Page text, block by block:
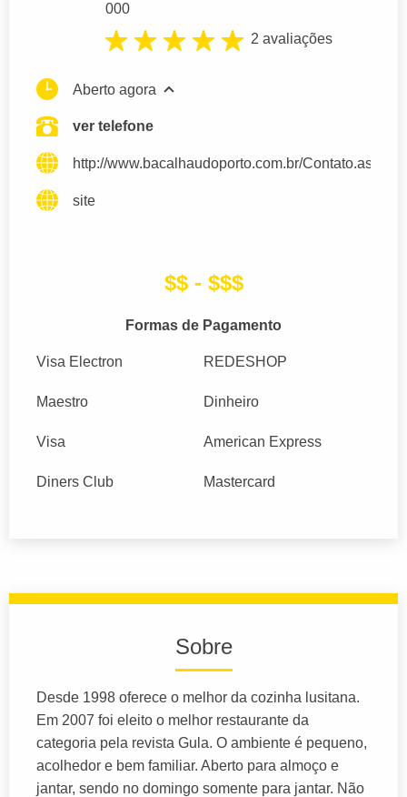
000
2 avaliações
Aberto agora
ver telefone
http://www.bacalhaudoporto.com.br/Contato.aspx
site
$$ - $$$
Formas de Pagamento
Visa Electron REDESHOP
Maestro Dinheiro
Visa American Express
Diners Club Mastercard
Sobre
Desde 1998 oferece o melhor da cozinha lusitana.
Em 2007 foi eleito o melhor restaurante da
categoria pela revista Gula. O ambiente é pequeno,
acolhedor e bem familiar. Aberto para almoço e
jantar, sendo no domingo somente para jantar. Não